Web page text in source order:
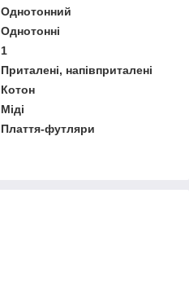
Однотонний
Однотонні
1
Приталені, напівприталені
Котон
Міді
Плаття-футляри